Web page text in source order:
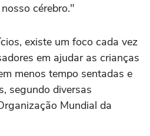
cérebro."
existe um foco cada vez
em ajudar as crianças
menos tempo sentadas e
segundo diversas
Mundial da